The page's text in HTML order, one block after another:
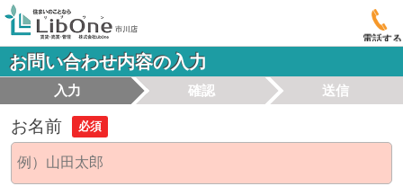
電話する
お問い合わせ内容の入力
入力 確認 送信
お名前 必須